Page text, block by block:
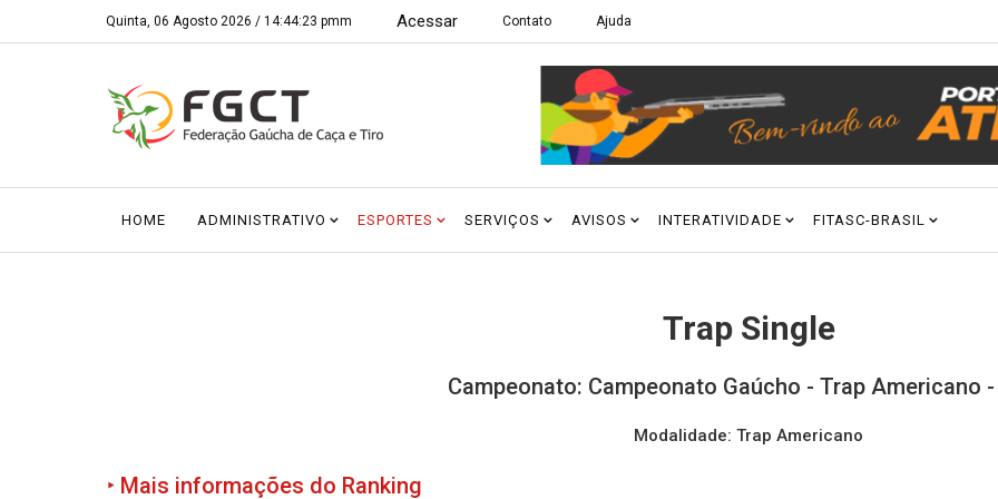
Quinta, 06 Agosto 2026 / 14:44:24 pmm Acessar Contato Ajuda
HOME ADMINISTRATIVO ESPORTES SERVIÇOS AVISOS INTERATIVIDADE FITASC-BRASIL
Trap Single
Campeonato: Campeonato Gaúcho - Trap Americano
Modalidade: Trap Americano
‣ Mais informações do Ranking